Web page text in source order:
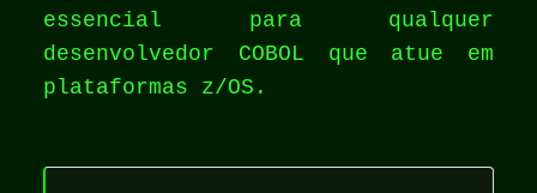
essencial para qualquer
desenvolvedor COBOL que atue em
plataformas z/OS.